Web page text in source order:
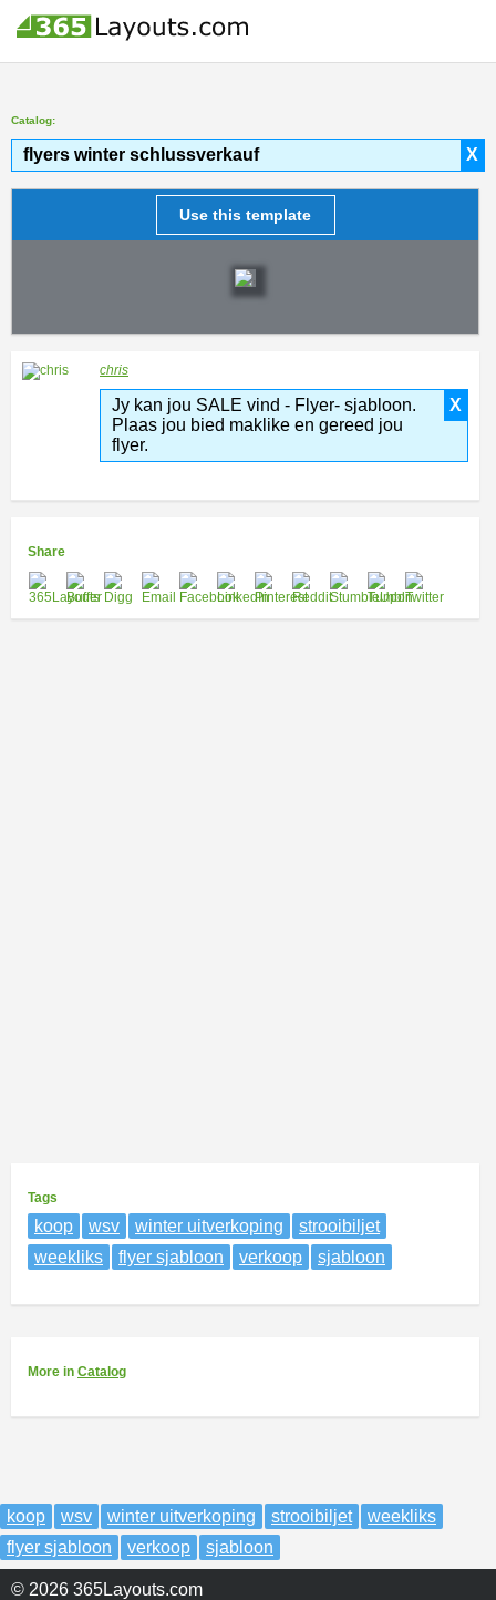
Catalog:
X
flyers winter schlussverkauf
Use this template
chris
X
Jy kan jou SALE vind - Flyer- sjabloon.
Plaas jou bied maklike en gereed jou
flyer.
Share
Tags
koop wsv winter uitverkoping
strooibiljet
weekliks
flyer sjabloon verkoop sjabloon
More in Catalog
koop wsv winter uitverkoping strooibiljet
weekliks
flyer sjabloon
verkoop sjabloon
© 2026 365Layouts.com